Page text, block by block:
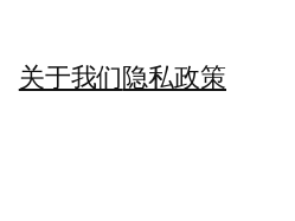
关于我们隐私政策